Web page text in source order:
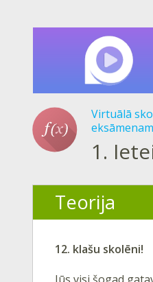
Virtuālā
1.
Teorija
12. klašu skolēni!
Jūs visi šogad